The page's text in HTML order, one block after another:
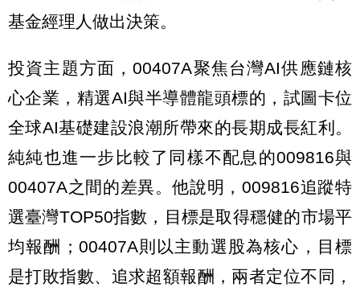
基金經理人做出決策。
投資主題方面，00407A聚焦台灣AI供應鏈核
心企業，精選AI與半導體龍頭標的，試圖卡位
全球AI基礎建設浪潮所帶來的長期成長紅利。
純純也進一步比較了同樣不配息的009816與
00407A之間的差異。他說明，009816追蹤特
選臺灣TOP50指數，目標是取得穩健的市場平
均報酬；00407A則以主動選股為核心，目標
是打敗指數、追求超額報酬，兩者定位不同，